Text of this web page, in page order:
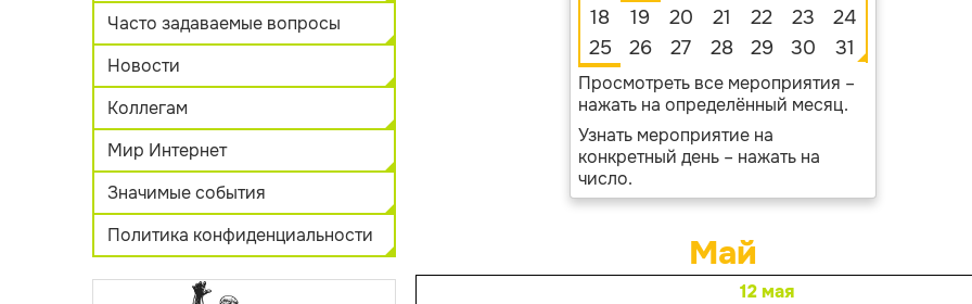
Часто задаваемые вопросы
Новости
Коллегам
Мир Интернет
Значимые события
Политика конфиденциальности
18
19 20 21 22 23
24
25
26 27 28 29 30 31
Просмотреть все мероприятия –
нажать на определённый месяц.
Узнать мероприятие на
конкретный день – нажать на
число.
Май
12 мая